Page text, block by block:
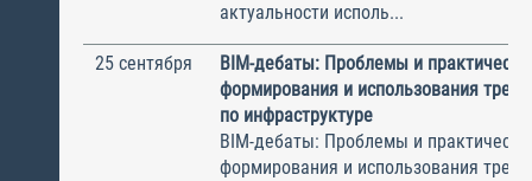
актуальности исполь...
25 сентября
BIM-дебаты: Проблемы и
формирования и использования
по инфраструктуре
BIM-дебаты: Проблемы и
формирования и использования